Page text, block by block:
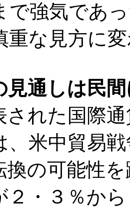
で強気であ
重な見方に
見通しは民
れた国際通
、米中貿易
換の可能性
２・３％か